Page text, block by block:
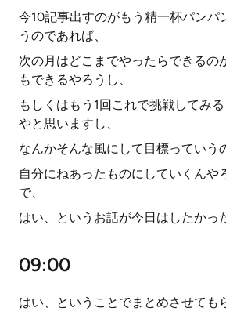
今10記事出すのがもう精一杯パンパ
うのであれば、
次の月はどこまでやったらできるの
もできるやろうし、
もしくはもう1回これで挑戦してみ
やと思いますし、
なんかそんな風にして目標っていう
自分にねあったものにしていくんや
で、
はい、というお話が今日はしたかっ
09:00
はい、ということでまとめさせても